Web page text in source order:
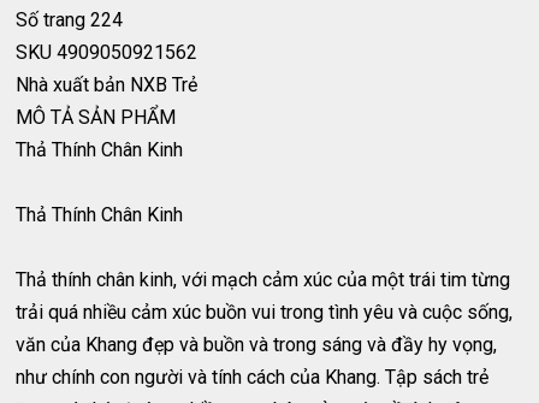
Số trang 224
SKU 4909050921562
Nhà xuất bản NXB Trẻ
MÔ TẢ SẢN PHẨM
Thả Thính Chân Kinh
Thả Thính Chân Kinh
Thả thính chân kinh, với mạch cảm xúc của một trái tim từng
trải quá nhiều cảm xúc buồn vui trong tình yêu và cuộc sống,
văn của Khang đẹp và buồn và trong sáng và đầy hy vọng,
như chính con người và tính cách của Khang. Tập sách trẻ